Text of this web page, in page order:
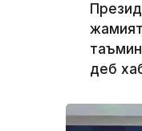
деб